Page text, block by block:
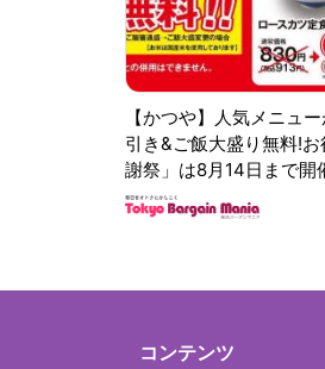
【かつや】人気メニュ
引き&ご飯大盛り無料!
謝祭」は8月14日まで開
コンテンツ